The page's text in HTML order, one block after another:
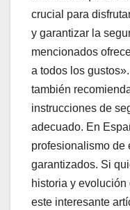
crucial para
y garantizar la
mencionados
a todos los gustos».
también
instrucciones de
adecuado. En
profesionalismo de
garantizados. Si
historia y
este interesante